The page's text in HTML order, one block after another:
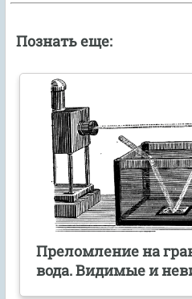
Познать еще:
Преломление на
вода. Видимые и